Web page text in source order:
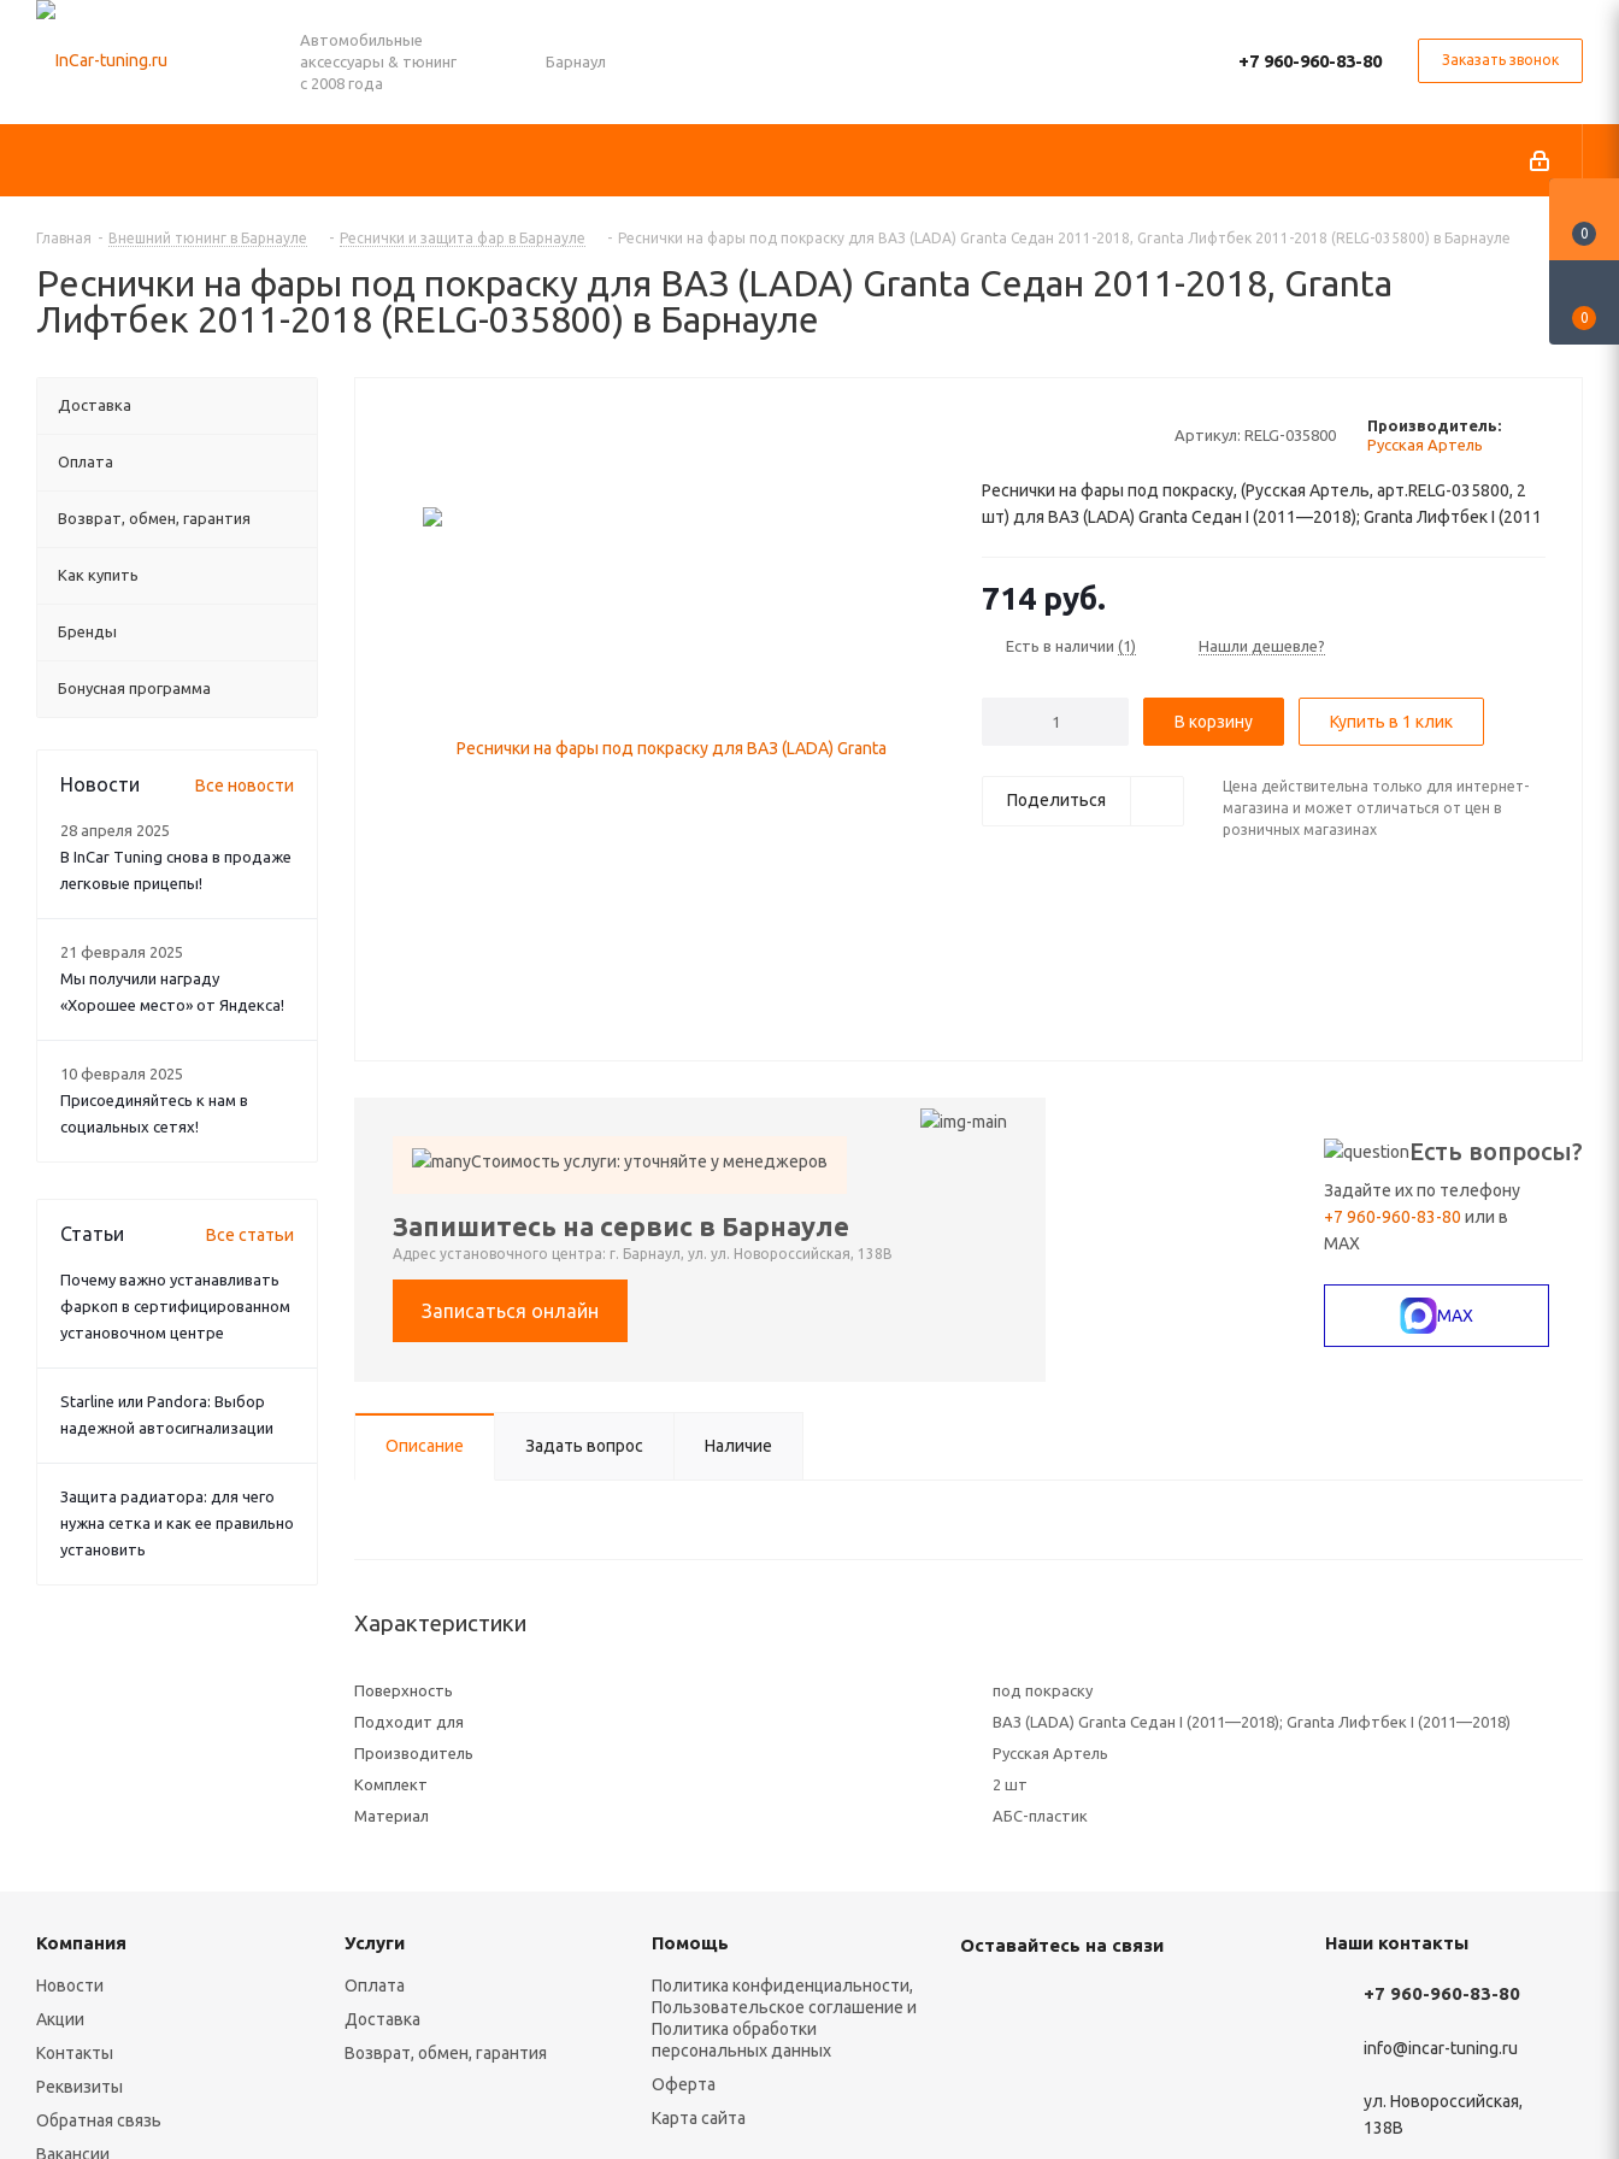
Автомобильные
аксессуары & тюнинг
с 2008 года
Барнаул +7 960-960-83-80 Заказать звонок
Главная - Внешний тюнинг в Барнауле - Реснички и защита фар в Барнауле - Реснички на фары под покраску для ВАЗ (LADA) Granta Седан 2011-2018, Granta Лифтбек 2011-2018 (RELG-035800) в Барнауле
Реснички на фары под покраску для ВАЗ (LADA) Granta Седан 2011-2018, Granta
Лифтбек 2011-2018 (RELG-035800) в Барнауле
Артикул: RELG-035800
Производитель:
Русская Артель
Реснички на фары под покраску, (Русская Артель, арт.RELG-035800, 2
шт) для ВАЗ (LADA) Granta Седан I (2011—2018); Granta Лифтбек I (2011
714 руб.
Есть в наличии (1) Нашли дешевле?
В корзину Купить в 1 клик
Поделиться
Цена действительна только для интернет-
магазина и может отличаться от цен в
розничных магазинах
Стоимость услуги: уточняйте у менеджеров
Запишитесь на сервис в Барнауле
Адрес установочного центра: г. Барнаул, ул. ул. Новороссийская, 138В
Записаться онлайн
Есть вопросы?
Задайте их по телефону
+7 960-960-83-80 или в
MAX
MAX
Описание Задать вопрос Наличие
Характеристики
Поверхность
под покраску
Подходит для
ВАЗ (LADA) Granta Седан I (2011—2018); Granta Лифтбек I (2011—2018)
Производитель
Русская Артель
Комплект
2 шт
Материал
АБС-пластик
Доставка
Оплата
Возврат, обмен, гарантия
Как купить
Бренды
Бонусная программа
Новости Все новости
28 апреля 2025
В InCar Tuning снова в продаже
легковые прицепы!
21 февраля 2025
Мы получили награду
«Хорошее место» от Яндекса!
10 февраля 2025
Присоединяйтесь к нам в
социальных сетях!
Статьи Все статьи
Почему важно устанавливать
фаркоп в сертифицированном
установочном центре
Starline или Pandora: Выбор
надежной автосигнализации
Защита радиатора: для чего
нужна сетка и как ее правильно
установить
Компания
Новости
Акции
Контакты
Реквизиты
Обратная связь
Вакансии
Услуги
Оплата
Доставка
Возврат, обмен, гарантия
Помощь
Политика конфиденциальности,
Пользовательское соглашение и
Политика обработки
персональных данных
Оферта
Карта сайта
Оставайтесь на связи Наши контакты
+7 960-960-83-80
info@incar-tuning.ru
ул. Новороссийская,
138В
0
0